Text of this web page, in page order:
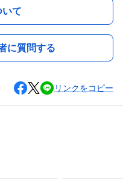
いて
に質問する
リンクをコピー